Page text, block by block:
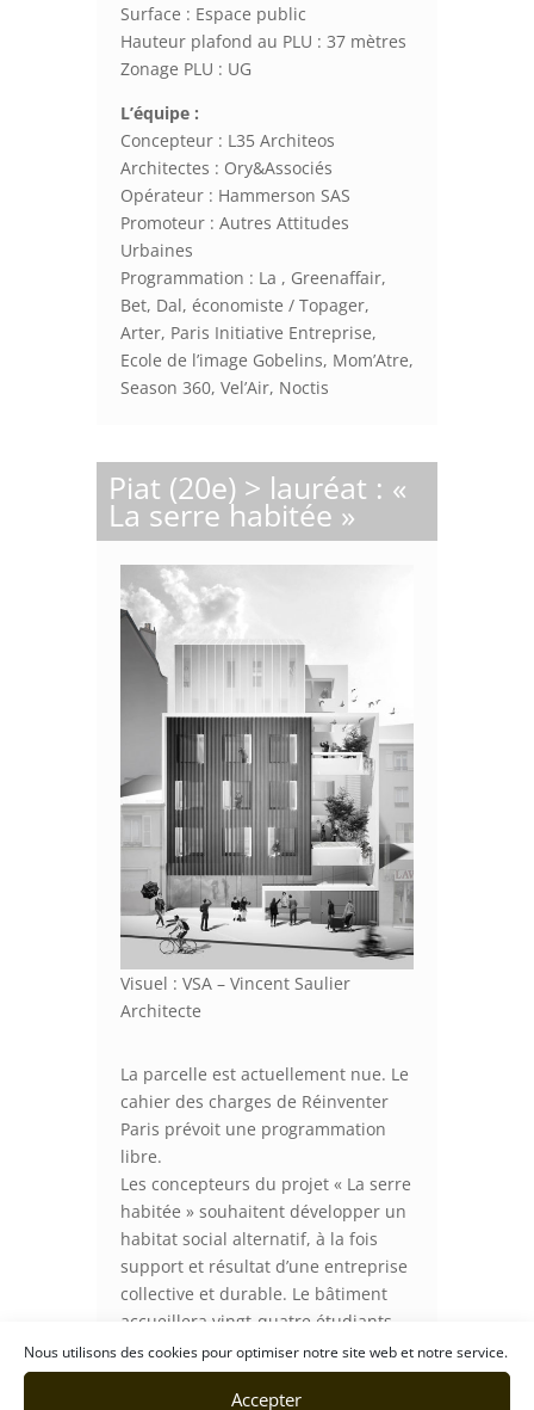
Nous utilisons des cookies pour optimiser notre site web et notre service.
Accepter
Surface : Espace public
Hauteur plafond au PLU : 37 mètres
Zonage PLU : UG
L’équipe :
Concepteur : L35 Architeos
Architectes : Ory&Associés
Opérateur : Hammerson SAS
Promoteur : Autres Attitudes
Urbaines
Programmation : La , Greenaffair,
Bet, Dal, économiste / Topager,
Arter, Paris Initiative Entreprise,
Ecole de l’image Gobelins, Mom’Atre,
Season 360, Vel’Air, Noctis
Piat (20e) > lauréat : «
La serre habitée »
Visuel : VSA – Vincent Saulier
Architecte
La parcelle est actuellement nue. Le
cahier des charges de Réinventer
Paris prévoit une programmation
libre.
Les concepteurs du projet « La serre
habitée » souhaitent développer un
habitat social alternatif, à la fois
support et résultat d’une entreprise
collective et durable. Le bâtiment
accueillera vingt-quatre étudiants
en architecture qui vont investir,
fignoler, meubler et habiter un
édifice dont ils auront accompagné